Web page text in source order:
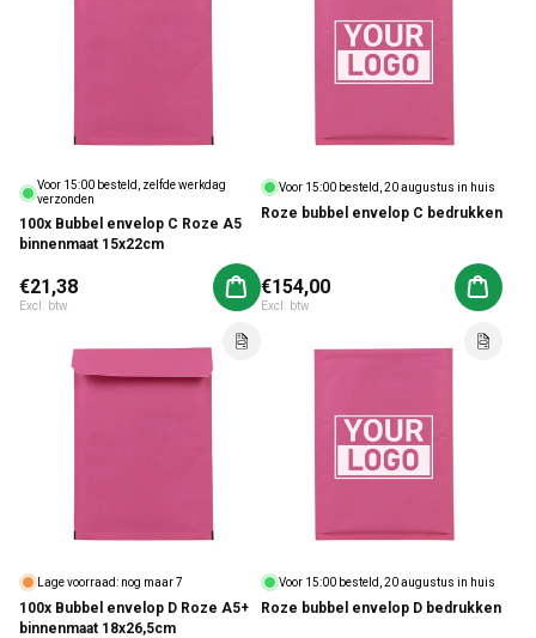
Voor 15:00 besteld, zelfde werkdag
verzonden
100x Bubbel envelop C Roze A5
binnenmaat 15x22cm
Normale prijs
€21,38
Excl. btw
Aan winkelwagen toevoegen
Voor 15:00 besteld, 20 augustus in huis
Roze bubbel envelop C bedrukken
Normale prijs
€154,00
Excl. btw
Aan
Lage voorraad: nog maar 7
100x Bubbel envelop D Roze A5+
binnenmaat 18x26,5cm
Voor 15:00 besteld, 20 augustus in huis
Roze bubbel envelop D bedrukken